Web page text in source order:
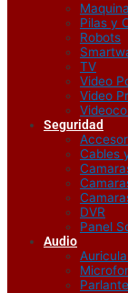
Pilas y
Robots
TV
Video
Video
Seguridad
Cables
DVR
Panel
Audio